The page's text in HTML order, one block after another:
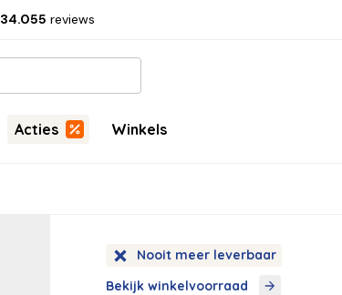
34.055 reviews
Acties Winkels
Nooit meer leverbaar
Bekijk winkelvoorraad